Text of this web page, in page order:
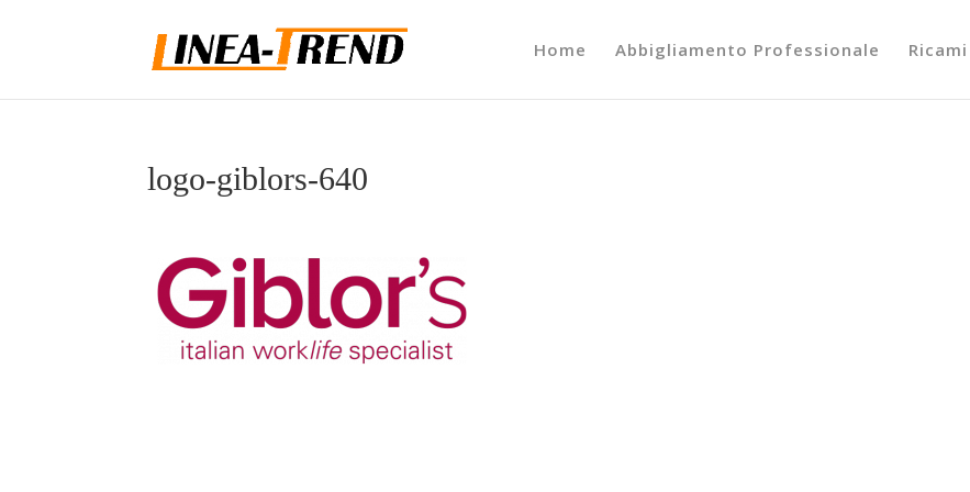
Home Abbigliamento Professionale Ricami
logo-giblors-640